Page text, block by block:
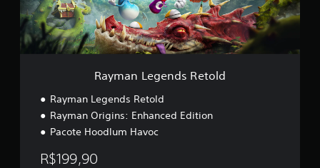
e
n
d
Rayman Legends Retold
Rayman Legends Retold
Rayman Origins: Enhanced Edition
Pacote Hoodlum Havoc
R$199,90